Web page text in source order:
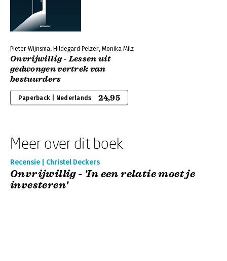
Pieter Wijnsma, Hildegard Pelzer, Monika Milz
Onvrijwillig - Lessen uit
gedwongen vertrek van
bestuurders
Paperback | Nederlands 24,95
Meer over dit boek
Recensie | Christel Deckers
Onvrijwillig - 'In een relatie moet je
investeren'